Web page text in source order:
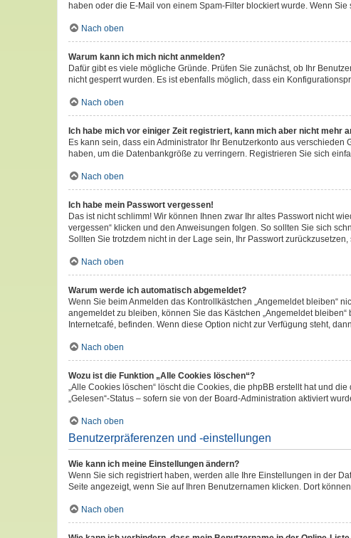
haben oder die E-Mail von einem Spam-Filter blockiert wurde. Wenn
Nach oben
Warum kann ich mich nicht anmelden?
Dafür gibt es viele mögliche Gründe. Prüfen Sie zunächst, ob Ihr
nicht gesperrt wurden. Es ist ebenfalls möglich, dass ein
Nach oben
Ich habe mich vor einiger Zeit registriert, kann mich aber nicht mehr
Es kann sein, dass ein Administrator Ihr Benutzerkonto aus
haben, um die Datenbankgröße zu verringern. Registrieren Sie sich
Nach oben
Ich habe mein Passwort vergessen!
Das ist nicht schlimm! Wir können Ihnen zwar Ihr altes Passwort nicht
vergessen“ klicken und den Anweisungen folgen. So sollten Sie sich
Sollten Sie trotzdem nicht in der Lage sein, Ihr Passwort
Nach oben
Warum werde ich automatisch abgemeldet?
Wenn Sie beim Anmelden das Kontrollkästchen „Angemeldet bleiben“
angemeldet zu bleiben, können Sie das Kästchen „Angemeldet
Internetcafé, befinden. Wenn diese Option nicht zur Verfügung steht,
Nach oben
Wozu ist die Funktion „Alle Cookies löschen“?
„Alle Cookies löschen“ löscht die Cookies, die phpBB erstellt hat und
„Gelesen“-Status – sofern sie von der Board-Administration aktiviert
Nach oben
Benutzerpräferenzen und -einstellungen
Wie kann ich meine Einstellungen ändern?
Wenn Sie sich registriert haben, werden alle Ihre Einstellungen in der
Seite angezeigt, wenn Sie auf Ihren Benutzernamen klicken. Dort
Nach oben